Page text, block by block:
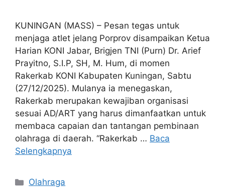
KUNINGAN (MASS) – Pesan tegas untuk
menjaga atlet jelang Porprov disampaikan Ketua
Harian KONI Jabar, Brigjen TNI (Purn) Dr. Arief
Prayitno, S.I.P, SH, M. Hum, di momen
Rakerkab KONI Kabupaten Kuningan, Sabtu
(27/12/2025). Mulanya ia menegaskan,
Rakerkab merupakan kewajiban organisasi
sesuai AD/ART yang harus dimanfaatkan untuk
membaca capaian dan tantangan pembinaan
olahraga di daerah. “Rakerkab … Baca
Selengkapnya
Kategori
Olahraga